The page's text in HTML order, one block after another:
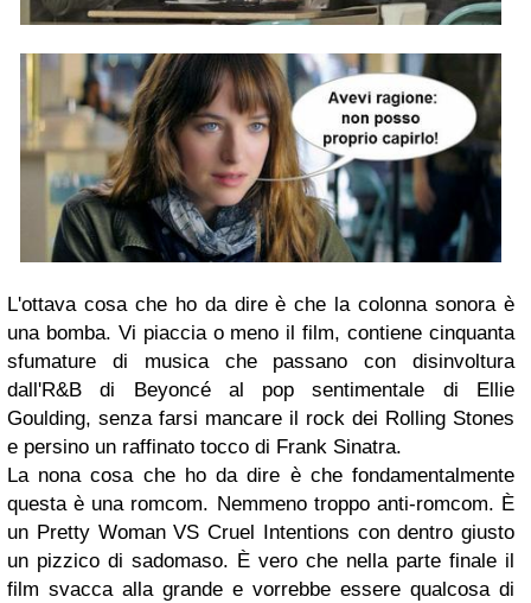
L'ottava cosa che ho da dire è che la colonna sonora è
una bomba. Vi piaccia o meno il film, contiene cinquanta
sfumature di musica che passano con disinvoltura
dall'R&B di Beyoncé al pop sentimentale di Ellie
Goulding, senza farsi mancare il rock dei Rolling Stones
e persino un raffinato tocco di Frank Sinatra.
La nona cosa che ho da dire è che fondamentalmente
questa è una romcom. Nemmeno troppo anti-romcom. È
un Pretty Woman VS Cruel Intentions con dentro giusto
un pizzico di sadomaso. È vero che nella parte finale il
film svacca alla grande e vorrebbe essere qualcosa di